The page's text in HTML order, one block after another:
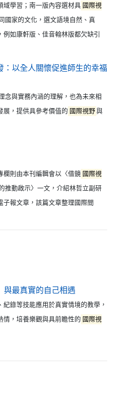
域學習；南一版內容選材具 國際視
國家的文化，選文語境自然、真
如康軒版、佳音翰林版都欠缺引
：以全人關懷促進師生的幸福
念與實務內涵的理解，也為未來相
展，提供具參考價值的 國際視野與
開新視窗）
則由本刊編輯會以〈借鏡 國際視
推動啟示〉一文，介紹林哲立副研
子報文章，該篇文章整理國際間
最真實的自己相遇
紀錄等技能應用於真實情境的教學，
情，培養樂觀與具前瞻性的 國際視